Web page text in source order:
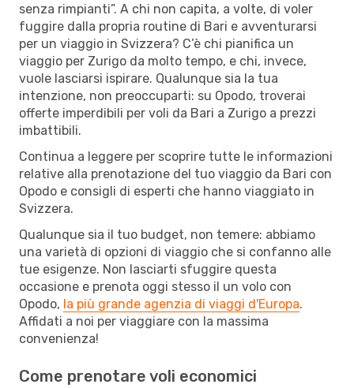
senza rimpianti”. A chi non capita, a volte, di voler
fuggire dalla propria routine di Bari e avventurarsi
per un viaggio in Svizzera? C’è chi pianifica un
viaggio per Zurigo da molto tempo, e chi, invece,
vuole lasciarsi ispirare. Qualunque sia la tua
intenzione, non preoccuparti: su Opodo, troverai
offerte imperdibili per voli da Bari a Zurigo a prezzi
imbattibili.
Continua a leggere per scoprire tutte le informazioni
relative alla prenotazione del tuo viaggio da Bari con
Opodo e consigli di esperti che hanno viaggiato in
Svizzera.
Qualunque sia il tuo budget, non temere: abbiamo
una varietà di opzioni di viaggio che si confanno alle
tue esigenze. Non lasciarti sfuggire questa
occasione e prenota oggi stesso il un volo con
Opodo, la più grande agenzia di viaggi d'Europa.
Affidati a noi per viaggiare con la massima
convenienza!
Come prenotare voli economici